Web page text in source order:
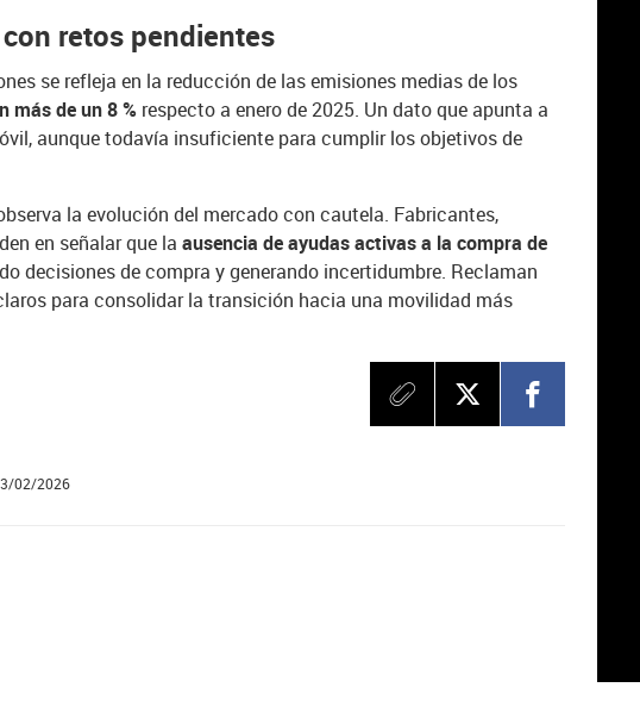
retos pendientes
se refleja en la reducción de las emisiones medias de los
más de un 8 % respecto a enero de 2025. Un dato que apunta a
aunque todavía insuficiente para cumplir los objetivos de
la evolución del mercado con cautela. Fabricantes,
en señalar que laausencia de ayudas activas a la compra de
decisiones de compra y generando incertidumbre. Reclaman
para consolidar la transición hacia una movilidad más
02/2026